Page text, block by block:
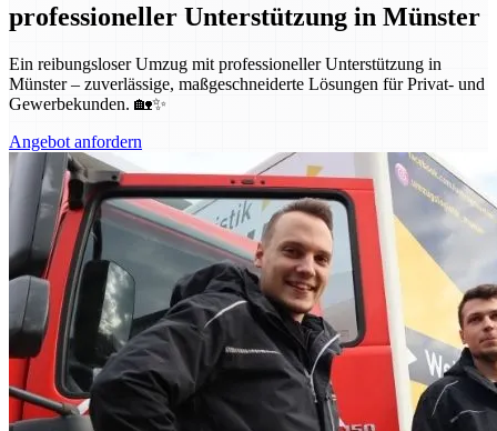
professioneller Unterstützung in Münster
Ein reibungsloser Umzug mit professioneller Unterstützung in
Münster – zuverlässige, maßgeschneiderte Lösungen für Privat- und
Gewerbekunden. 🏡✨
Angebot anfordern